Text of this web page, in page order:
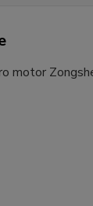
motor